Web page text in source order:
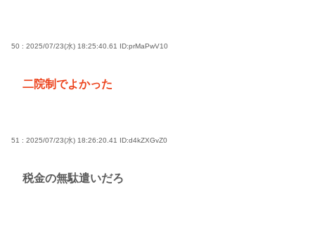
50 : 2025/07/23(水) 18:25:40.61 ID:prMaPwV10
二院制でよかった
51 : 2025/07/23(水) 18:26:20.41 ID:d4kZXGvZ0
税金の無駄遣いだろ